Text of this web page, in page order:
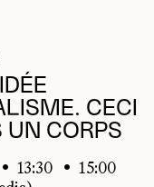
CECI
UN CORPS
13:30
15:00